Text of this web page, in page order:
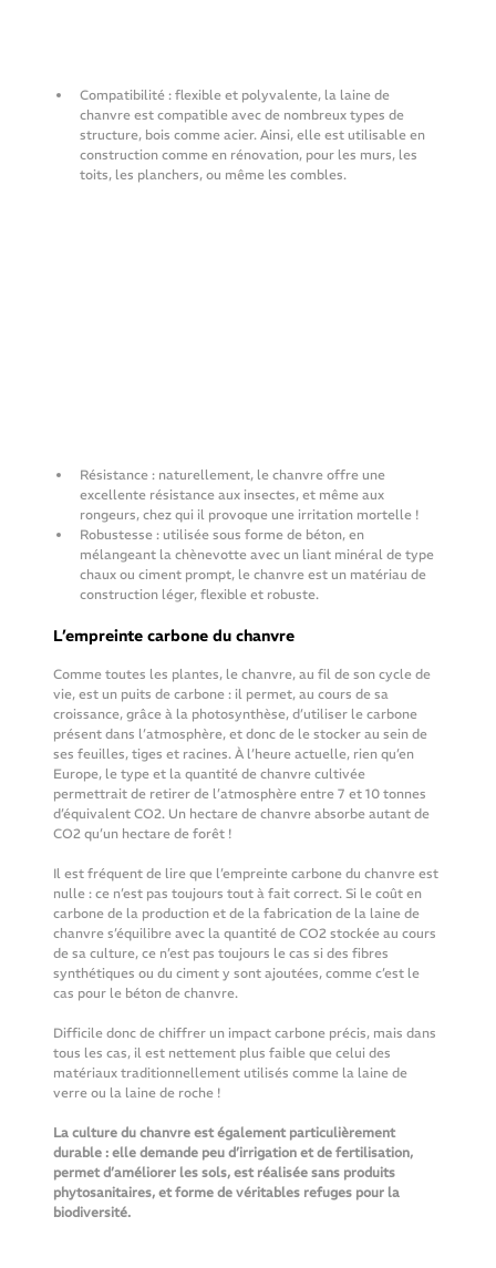
Compatibilité : flexible et polyvalente, la laine de
chanvre est compatible avec de nombreux types de
structure, bois comme acier. Ainsi, elle est utilisable en
construction comme en rénovation, pour les murs, les
toits, les planchers, ou même les combles.
Résistance : naturellement, le chanvre offre une
excellente résistance aux insectes, et même aux
rongeurs, chez qui il provoque une irritation mortelle !
Robustesse : utilisée sous forme de béton, en
mélangeant la chènevotte avec un liant minéral de type
chaux ou ciment prompt, le chanvre est un matériau de
construction léger, flexible et robuste.
L’empreinte carbone du chanvre
Comme toutes les plantes, le chanvre, au fil de son cycle de
vie, est un puits de carbone : il permet, au cours de sa
croissance, grâce à la photosynthèse, d’utiliser le carbone
présent dans l’atmosphère, et donc de le stocker au sein de
ses feuilles, tiges et racines. À l’heure actuelle, rien qu’en
Europe, le type et la quantité de chanvre cultivée
permettrait de retirer de l’atmosphère entre 7 et 10 tonnes
d’équivalent CO2. Un hectare de chanvre absorbe autant de
CO2 qu’un hectare de forêt !
Il est fréquent de lire que l’empreinte carbone du chanvre est
nulle : ce n’est pas toujours tout à fait correct. Si le coût en
carbone de la production et de la fabrication de la laine de
chanvre s’équilibre avec la quantité de CO2 stockée au cours
de sa culture, ce n’est pas toujours le cas si des fibres
synthétiques ou du ciment y sont ajoutées, comme c’est le
cas pour le béton de chanvre.
Difficile donc de chiffrer un impact carbone précis, mais dans
tous les cas, il est nettement plus faible que celui des
matériaux traditionnellement utilisés comme la laine de
verre ou la laine de roche !
La culture du chanvre est également particulièrement
durable : elle demande peu d’irrigation et de fertilisation,
permet d’améliorer les sols, est réalisée sans produits
phytosanitaires, et forme de véritables refuges pour la
biodiversité.